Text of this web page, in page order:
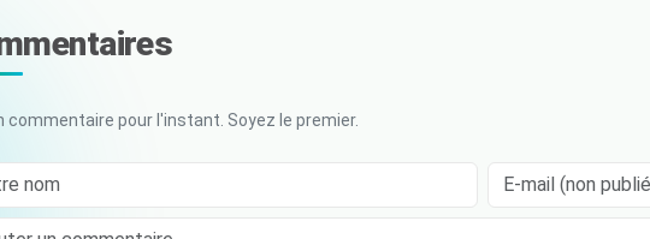
commentaire pour l'instant. Soyez le premier.
E-mail (non publié)